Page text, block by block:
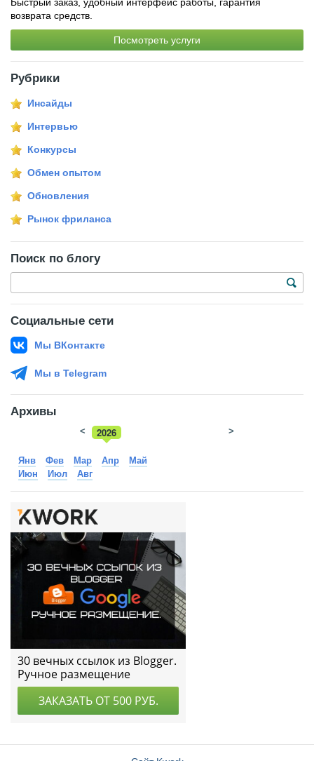
возврата средств.
Посмотреть услуги
Рубрики
Инсайды
Интервью
Конкурсы
Обмен опытом
Обновления
Рынок фриланса
Поиск по блогу
Социальные сети
Мы ВКонтакте
Мы в Telegram
Архивы
2026
2025
< >
Янв Фев Мар Апр
Май
Июн
Июл Авг